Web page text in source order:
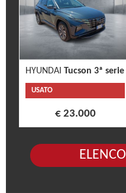
HYUNDAI Tucson 3ª serie
USATO
€ 23.000